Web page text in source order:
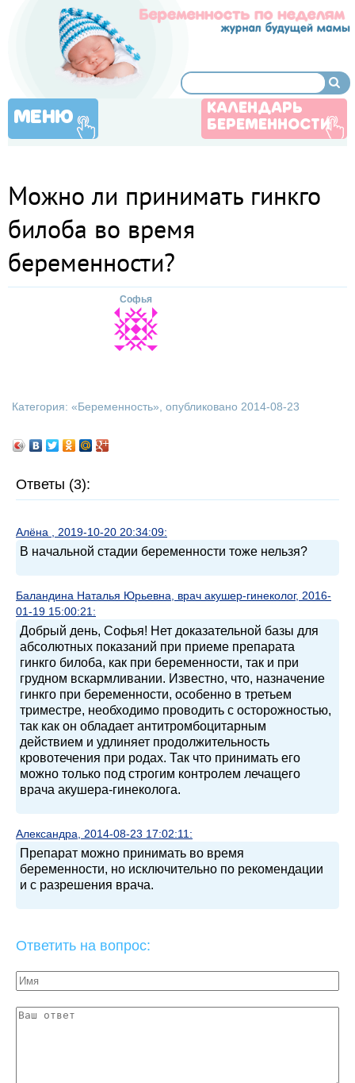
МЕНЮ
КАЛЕНДАРЬ
БЕРЕМЕННОСТИ
Можно ли принимать гинкго
билоба во время
беременности?
Софья
Категория: «Беременность», опубликовано 2014-08-23
Ответы (3):
Алёна , 2019-10-20 20:34:09:
В начальной стадии беременности тоже нельзя?
Баландина Наталья Юрьевна, врач акушер-гинеколог, 2016-
01-19 15:00:21:
Добрый день, Софья! Нет доказательной базы для
абсолютных показаний при приеме препарата
гинкго билоба, как при беременности, так и при
грудном вскармливании. Известно, что, назначение
гинкго при беременности, особенно в третьем
триместре, необходимо проводить с осторожностью,
так как он обладает антитромбоцитарным
действием и удлиняет продолжительность
кровотечения при родах. Так что принимать его
можно только под строгим контролем лечащего
врача акушера-гинеколога.
Александра, 2014-08-23 17:02:11:
Препарат можно принимать во время
беременности, но исключительно по рекомендации
и с разрешения врача.
Ответить на вопрос: